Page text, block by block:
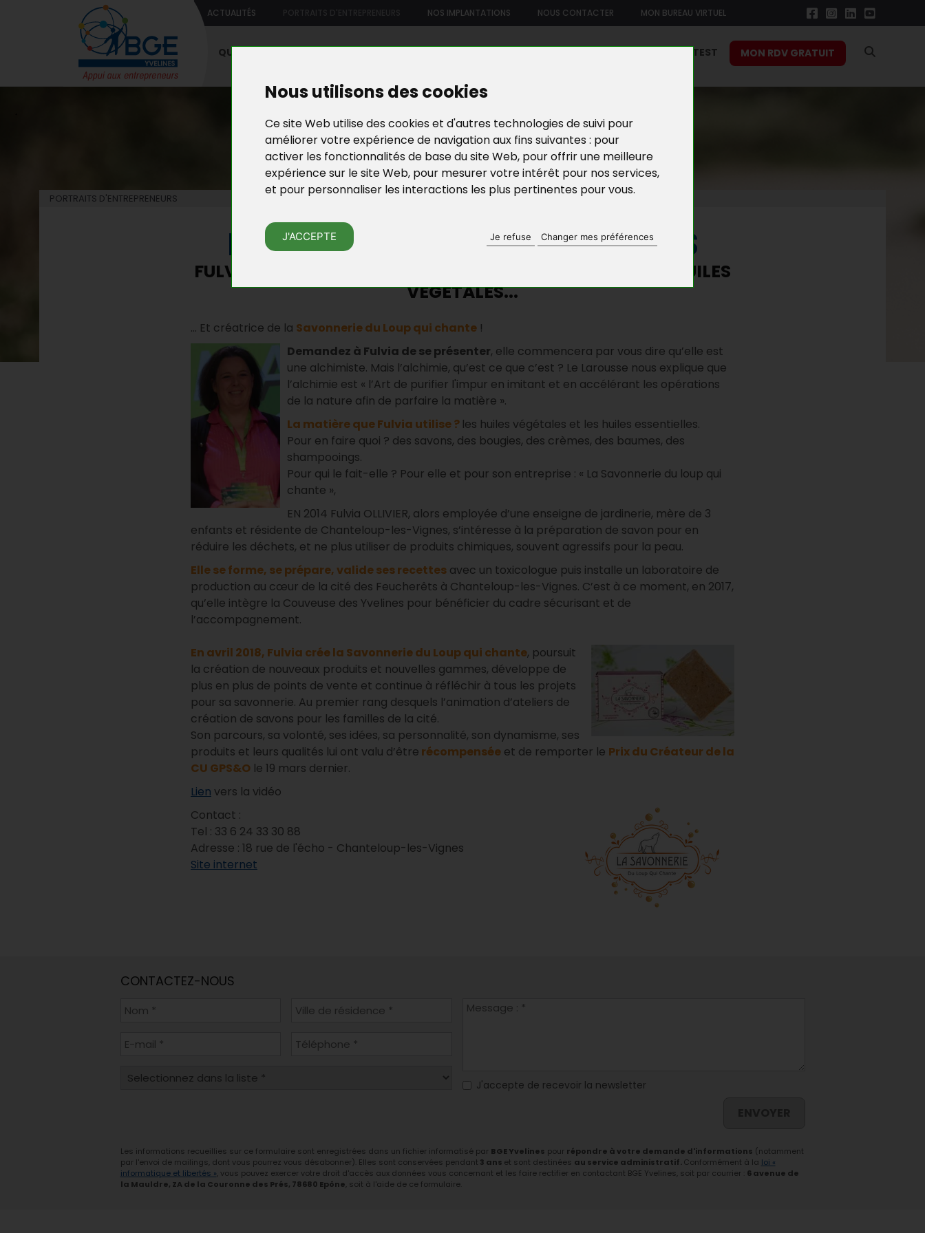
Nous utilisons des cookies
Ce site Web utilise des cookies et d'autres technologies de suivi pour
améliorer votre expérience de navigation aux fins suivantes : pour
activer les fonctionnalités de base du site Web, pour offrir une meilleure
expérience sur le site Web, pour mesurer votre intérêt pour nos services,
et pour personnaliser les interactions les plus pertinentes pour vous.
J'ACCEPTE Je refuse Changer mes préférences
ACTUALITÉS NOS IMPLANTATIONS NOUS CONTACTER MON BUREAU VIRTUEL
QUI SOMMES-NOUS FONCTION TEST MON RDV GRATUIT
PORTRAITS D'ENTREPRENEURS
PORTRAITS D'ENTREPRENEURS
FULVIA OLLIVIER, UNE ENTREPRENEUSE ALCHIMISTE DES HUILES
VÉGÉTALES...
... Et créatrice de la Savonnerie du Loup qui chante !
Demandez à Fulvia de se présenter, elle commencera par vous dire qu’elle est
une alchimiste. Mais l’alchimie, qu’est ce que c’est ? Le Larousse nous explique que
l’alchimie est « l’Art de purifier l'impur en imitant et en accélérant les opérations
de la nature afin de parfaire la matière ».
La matière que Fulvia utilise ? les huiles végétales et les huiles essentielles.
Pour en faire quoi ? des savons, des bougies, des crèmes, des baumes, des
shampooings.
Pour qui le fait-elle ? Pour elle et pour son entreprise : « La Savonnerie du loup qui
chante »,
EN 2014 Fulvia OLLIVIER, alors employée d’une enseigne de jardinerie, mère de 3
enfants et résidente de Chanteloup-les-Vignes, s’intéresse à la préparation de savon pour en
réduire les déchets, et ne plus utiliser de produits chimiques, souvent agressifs pour la peau.
Elle se forme, se prépare, valide ses recettes avec un toxicologue puis installe un laboratoire de
production au cœur de la cité des Feucherêts à Chanteloup-les-Vignes. C’est à ce moment, en 2017,
qu’elle intègre la Couveuse des Yvelines pour bénéficier du cadre sécurisant et de
l’accompagnement.
En avril 2018, Fulvia crée la Savonnerie du Loup qui chante, poursuit
la création de nouveaux produits et nouvelles gammes, développe de
plus en plus de points de vente et continue à réfléchir à tous les projets
pour sa savonnerie. Au premier rang desquels l’animation d’ateliers de
création de savons pour les familles de la cité.
Son parcours, sa volonté, ses idées, sa personnalité, son dynamisme, ses
produits et leurs qualités lui ont valu d’être récompensée et de remporter le Prix du Créateur de la
CU GPS&O le 19 mars dernier.
Lien vers la vidéo
Contact :
Tel : 33 6 24 33 30 88
Adresse : 18 rue de l'écho - Chanteloup-les-Vignes
Site internet
CONTACTEZ-NOUS
J'accepte de recevoir la newsletter
Les informations recueillies sur ce formulaire sont enregistrées dans un fichier informatisé par BGE Yvelines pour répondre à votre demande d'informations (notamment
par l'envoi de mailings, dont vous pourrez vous désabonner). Elles sont conservées pendant 3 ans et sont destinées au service administratif. Conformément à la loi «
informatique et libertés » , vous pouvez exercer votre droit d'accès aux données vous concernant et les faire rectifier en contactant BGE Yvelines, soit par courrier :
6 avenue de
la Mauldre, ZA de la Couronne des Prés, 78680 Epône , soit à l'aide de ce formulaire.